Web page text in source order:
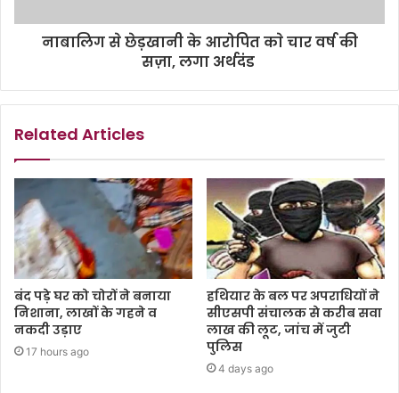
नाबालिग से छेड़खानी के आरोपित काे चार वर्ष की
सज़ा, लगा अर्थदंड
Related Articles
बंद पड़े घर को चोरों ने बनाया
निशाना, लाखों के गहने व
नकदी उड़ाए
17 hours ago
हथियार के बल पर अपराधियों ने
सीएसपी संचालक से करीब सवा
लाख की लूट, जांच में जुटी
पुलिस
4 days ago